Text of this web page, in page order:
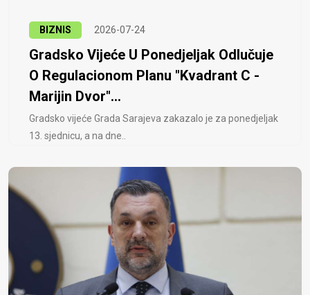
BIZNIS 2026-07-24
Gradsko Vijeće U Ponedjeljak Odlučuje
O Regulacionom Planu "Kvadrant C -
Marijin Dvor"...
Gradsko vijeće Grada Sarajeva zakazalo je za ponedjeljak
13. sjednicu, a na dne..